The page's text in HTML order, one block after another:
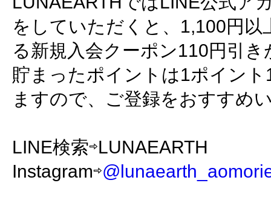
をしていただくと、1,100円以
る新規入会クーポン110円引
貯まったポイントは1ポイン
ますので、ご登録をおすすめ
LINE検索⇨LUNAEARTH
Instagram⇨